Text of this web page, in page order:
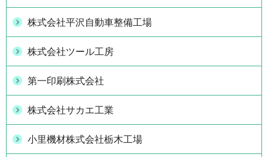
株式会社平沢自動車整備工場
株式会社ツール工房
第一印刷株式会社
株式会社サカエ工業
小里機材株式会社栃木工場